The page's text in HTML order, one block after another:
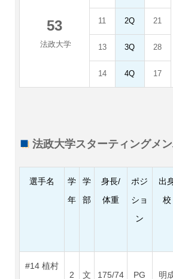
53
法政大学
11 2Q 21
13 3Q 28
14 4Q 17
法政大学スターティングメ
選手名
学
年
学
部
身長/
体重
ポジ
ショ
ン
出
校
#14 植村
2 文 175/74 PG 明